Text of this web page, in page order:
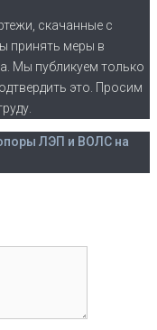
скачанные с
принять меры в
Мы публикуем только
это. Просим
ЛЭП и ВОЛС на